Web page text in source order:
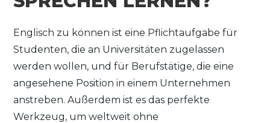
Englisch zu können ist eine Pflichtaufgabe für
Studenten, die an Universitäten zugelassen
werden wollen, und für Berufstätige, die eine
angesehene Position in einem Unternehmen
anstreben. Außerdem ist es das perfekte
Werkzeug, um weltweit ohne